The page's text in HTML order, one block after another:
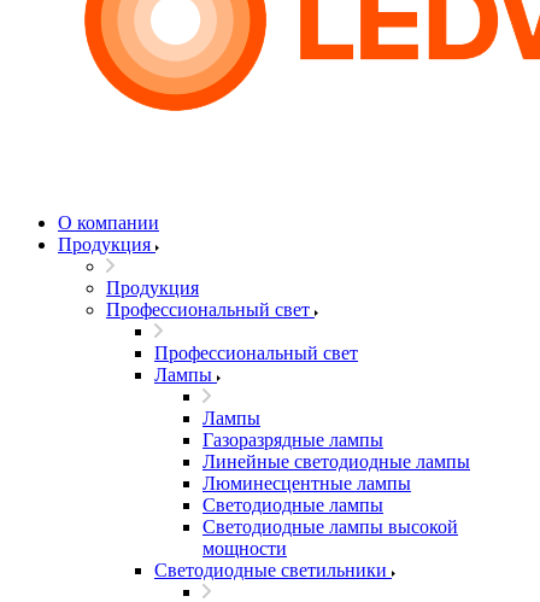
О компании
Продукция
Продукция
Профессиональный свет
Профессиональный свет
Лампы
Лампы
Газоразрядные лампы
Линейные светодиодные лампы
Люминесцентные лампы
Светодиодные лампы
Светодиодные лампы высокой
мощности
Светодиодные светильники